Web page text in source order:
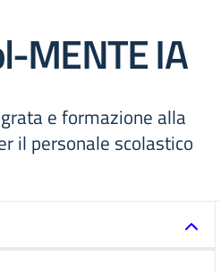
MENTE IA
e formazione alla
il personale scolastico